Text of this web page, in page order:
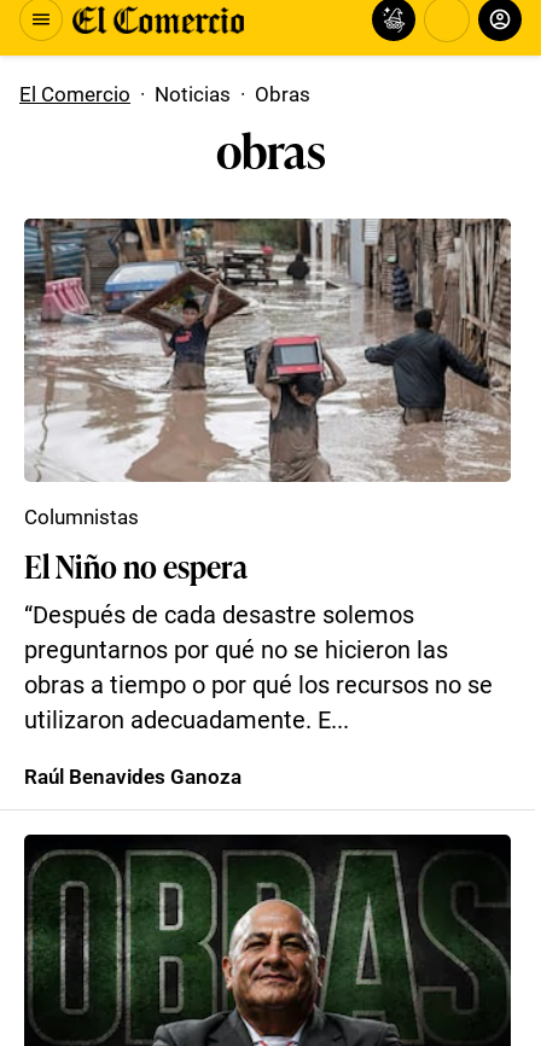
El Comercio · Noticias · Obras
obras
El Niño no espera
“Después de cada desastre solemos
preguntarnos por qué no se hicieron las
obras a tiempo o por qué los recursos no se
utilizaron adecuadamente. E...
Columnistas
Raúl Benavides Ganoza